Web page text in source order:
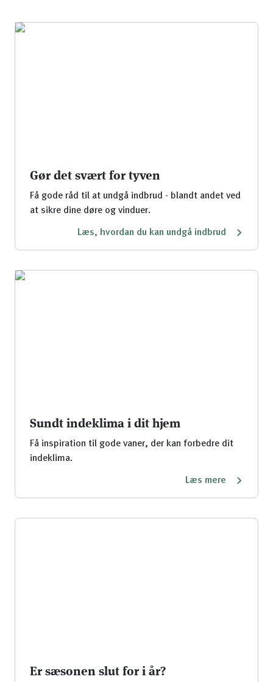
Gør det svært for tyven
Få gode råd til at undgå indbrud - blandt andet ved
at sikre dine døre og vinduer.
Læs, hvordan du kan undgå indbrud
Sundt indeklima i dit hjem
Få inspiration til gode vaner, der kan forbedre dit
indeklima.
Læs mere
Er sæsonen slut for i år?